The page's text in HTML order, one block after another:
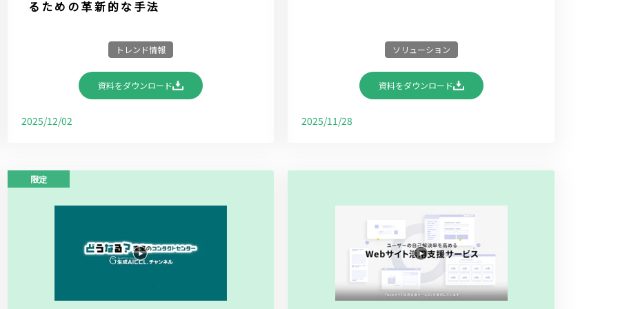
るための革新的な手法
トレンド情報
資料をダウンロード
2025/12/02
ソリューション
資料をダウンロード
2025/11/28
限定